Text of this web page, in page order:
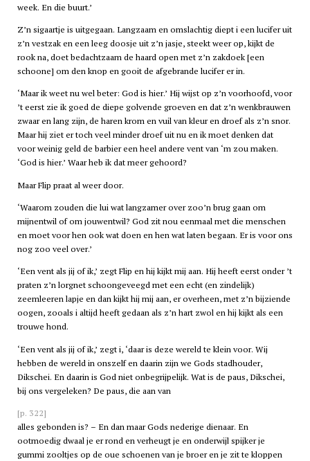
week. En die buurt.’
Z’n sigaartje is uitgegaan. Langzaam en omslachtig diept i een lucifer uit
z’n vestzak en een leeg doosje uit z’n jasje, steekt weer op, kijkt de
rook na, doet bedachtzaam de haard open met z’n zakdoek [een
schoone] om den knop en gooit de afgebrande lucifer er in.
‘Maar ik weet nu wel beter: God is hier.’ Hij wijst op z’n voorhoofd, voor
’t eerst zie ik goed de diepe golvende groeven en dat z’n wenkbrauwen
zwaar en lang zijn, de haren krom en vuil van kleur en droef als z’n snor.
Maar hij ziet er toch veel minder droef uit nu en ik moet denken dat
voor weinig geld de barbier een heel andere vent van ‘m zou maken.
‘God is hier.’ Waar heb ik dat meer gehoord?
Maar Flip praat al weer door.
‘Waarom zouden die lui wat langzamer over zoo’n brug gaan om
mijnentwil of om jouwentwil? God zit nou eenmaal met die menschen
en moet voor hen ook wat doen en hen wat laten begaan. Er is voor ons
nog zoo veel over.’
‘Een vent als jij of ik,’ zegt Flip en hij kijkt mij aan. Hij heeft eerst onder ’t
praten z’n lorgnet schoongeveegd met een echt (en zindelijk)
zeemleeren lapje en dan kijkt hij mij aan, er overheen, met z’n bijziende
oogen, zooals i altijd heeft gedaan als z’n hart zwol en hij kijkt als een
trouwe hond.
‘Een vent als jij of ik,’ zegt i, ‘daar is deze wereld te klein voor. Wij
hebben de wereld in onszelf en daarin zijn we Gods stadhouder,
Dikschei. En daarin is God niet onbegrijpelijk. Wat is de paus, Dikschei,
bij ons vergeleken? De paus, die aan van
[p. 322]
alles gebonden is? – En dan maar Gods nederige dienaar. En
ootmoedig dwaal je er rond en verheugt je en onderwijl spijker je
gummi zooltjes op de oue schoenen van je broer en je zit te kloppen